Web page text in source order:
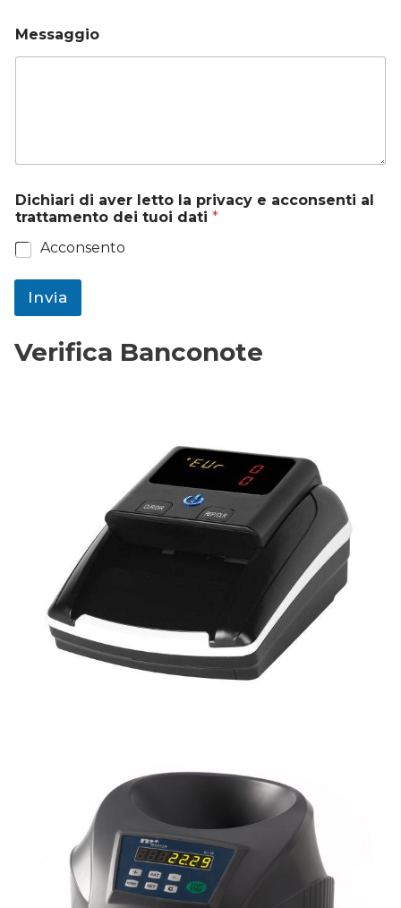
Messaggio
Dichiari di aver letto la privacy e acconsenti al
trattamento dei tuoi dati *
Acconsento
Invia
Verifica Banconote